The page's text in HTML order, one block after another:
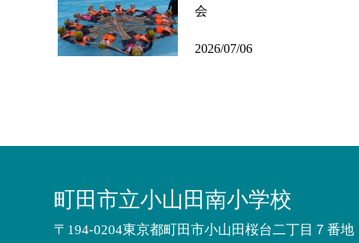
会
2026/07/06
町田市立小山田南小学校
〒194-0204東京都町田市小山田桜台二丁目７番地